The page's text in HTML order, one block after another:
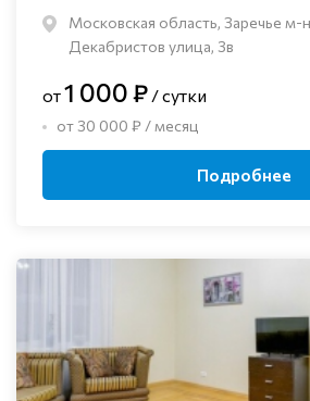
Московская область, Заречье м-
Декабристов улица, 3в
от1 000 ₽ / сутки
от 30 000 ₽ / месяц
Подробнее